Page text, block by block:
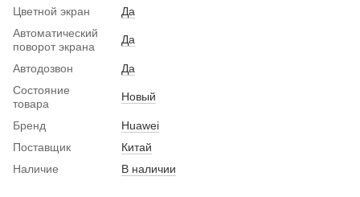
Цветной экран
Да
Автоматический
поворот экрана
Да
Автодозвон
Да
Состояние
товара
Новый
Бренд
Huawei
Поставщик
Китай
Наличие
В наличии